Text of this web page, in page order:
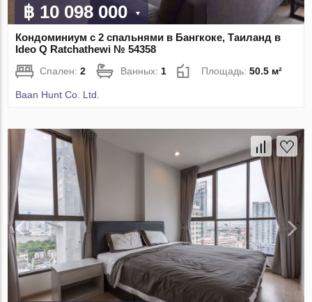
฿ 10 098 000
Кондоминиум с 2 спальнями в Бангкоке, Таиланд в
Ideo Q Ratchathewi № 54358
Спален:2 Ванных: 1 Площадь:50.5 м²
Baan Hunt Co. Ltd.